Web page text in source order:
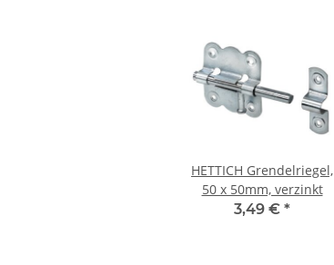
HETTICH Grendelriegel,
50 x 50mm, verzinkt
3,49 € *